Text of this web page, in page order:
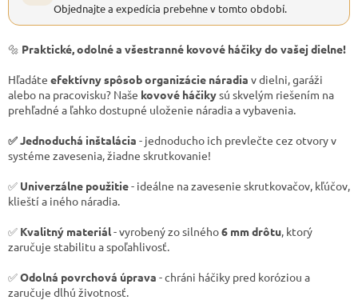
Objednajte a expedícia prebehne v tomto období.
🔩 Praktické, odolné a všestranné kovové háčiky do vašej dielne!
Hľadáte efektívny spôsob organizácie náradia v dielni, garáži
alebo na pracovisku? Naše kovové háčikysú skvelým riešením na
prehľadné a ľahko dostupné uloženie náradia a vybavenia.
✅ Jednoduchá inštalácia - jednoducho ich prevlečte cez otvory v
systéme zavesenia, žiadne skrutkovanie!
✅ Univerzálne použitie- ideálne na zavesenie skrutkovačov, kľúčov,
klieští a iného náradia.
✅ Kvalitný materiál- vyrobený zo silného6 mm drôtu , ktorý
zaručuje stabilitu a spoľahlivosť.
✅Odolná povrchová úprava - chráni háčiky pred koróziou a
zaručuje dlhú životnosť.